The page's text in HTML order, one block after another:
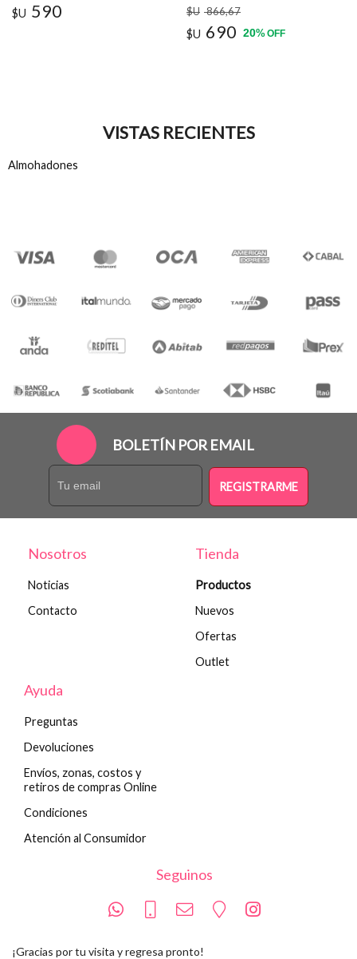
$U 590
40 cm
$U 866,67
$U 690 20%OFF
VISTAS RECIENTES
Almohadones
BOLETÍN POR EMAIL
REGISTRARME
Nosotros
Noticias
Contacto
Tienda
Productos
Nuevos
Ofertas
Outlet
Ayuda
Preguntas
Devoluciones
Envíos, zonas, costos y
retiros de compras Online
Condiciones
Atención al Consumidor
Seguinos
¡Gracias por tu visita y regresa pronto!